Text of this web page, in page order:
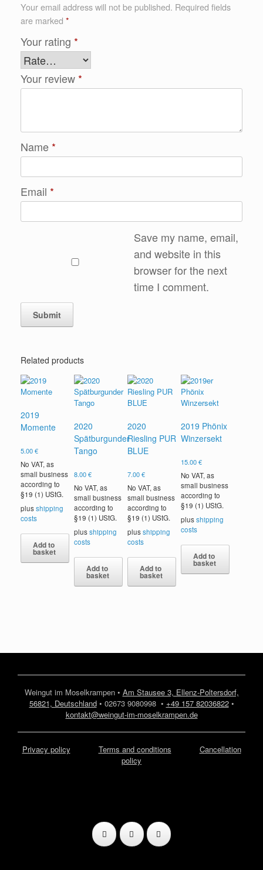
Your email address will not be published. Required fields
are marked *
Your rating *
Your review *
Name *
Email *
Save my name, email,
and website in this
browser for the next
time I comment.
Related products
2019
Momente
5.00€
No VAT, as
small business
according to
§19 (1) UStG.
plusshipping
costs
Add to
basket
2020
Spätburgunder
Tango
8.00€
No VAT, as
small business
according to
§19 (1) UStG.
plusshipping
costs
Add to
basket
2020
Riesling PUR
BLUE
7.00€
No VAT, as
small business
according to
§19 (1) UStG.
plusshipping
costs
Add to
basket
2019 Phönix
Winzersekt
15.00€
No VAT, as
small business
according to
§19 (1) UStG.
plusshipping
costs
Add to
basket
Weingut im Moselkrampen • Am Stausee 3, Ellenz-Poltersdorf,
56821, Deutschland• 02673 9080998 • +49 157 82036822•
kontakt@weingut-im-moselkrampen.de
Privacy policy Terms and conditions
Cancellation
policy